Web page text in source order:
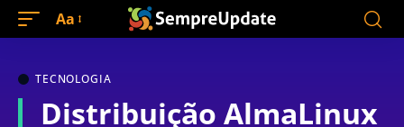
Aa
TECNOLOGIA
Distribuição AlmaLinux